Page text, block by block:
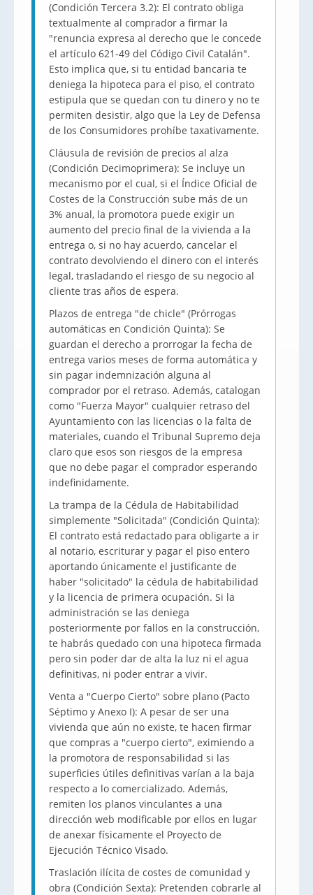
(Condición Tercera 3.2): El contrato obliga
textualmente al comprador a firmar la
"renuncia expresa al derecho que le concede
el artículo 621-49 del Código Civil Catalán".
Esto implica que, si tu entidad bancaria te
deniega la hipoteca para el piso, el contrato
estipula que se quedan con tu dinero y no te
permiten desistir, algo que la Ley de Defensa
de los Consumidores prohíbe taxativamente.
Cláusula de revisión de precios al alza
(Condición Decimoprimera): Se incluye un
mecanismo por el cual, si el Índice Oficial de
Costes de la Construcción sube más de un
3% anual, la promotora puede exigir un
aumento del precio final de la vivienda a la
entrega o, si no hay acuerdo, cancelar el
contrato devolviendo el dinero con el interés
legal, trasladando el riesgo de su negocio al
cliente tras años de espera.
Plazos de entrega "de chicle" (Prórrogas
automáticas en Condición Quinta): Se
guardan el derecho a prorrogar la fecha de
entrega varios meses de forma automática y
sin pagar indemnización alguna al
comprador por el retraso. Además, catalogan
como "Fuerza Mayor" cualquier retraso del
Ayuntamiento con las licencias o la falta de
materiales, cuando el Tribunal Supremo deja
claro que esos son riesgos de la empresa
que no debe pagar el comprador esperando
indefinidamente.
La trampa de la Cédula de Habitabilidad
simplemente "Solicitada" (Condición Quinta):
El contrato está redactado para obligarte a ir
al notario, escriturar y pagar el piso entero
aportando únicamente el justificante de
haber "solicitado" la cédula de habitabilidad
y la licencia de primera ocupación. Si la
administración se las deniega
posteriormente por fallos en la construcción,
te habrás quedado con una hipoteca firmada
pero sin poder dar de alta la luz ni el agua
definitivas, ni poder entrar a vivir.
Venta a "Cuerpo Cierto" sobre plano (Pacto
Séptimo y Anexo I): A pesar de ser una
vivienda que aún no existe, te hacen firmar
que compras a "cuerpo cierto", eximiendo a
la promotora de responsabilidad si las
superficies útiles definitivas varían a la baja
respecto a lo comercializado. Además,
remiten los planos vinculantes a una
dirección web modificable por ellos en lugar
de anexar físicamente el Proyecto de
Ejecución Técnico Visado.
Traslación ilícita de costes de comunidad y
obra (Condición Sexta): Pretenden cobrarle al